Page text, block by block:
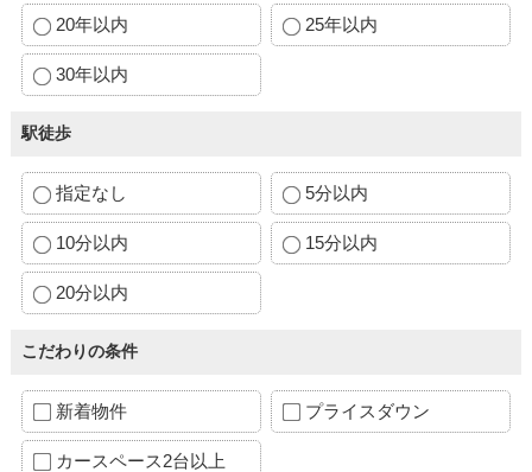
20年以内 25年以内
30年以内
駅徒歩
指定なし 5分以内
10分以内 15分以内
20分以内
こだわりの条件
新着物件 プライスダウン
カースペース2台以上